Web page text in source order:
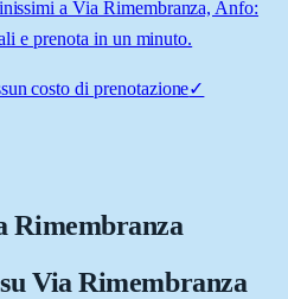
a Via Rimembranza, Anfo:
e prenota in un minuto.
costo di prenotazione✓
Rimembranza
Via Rimembranza